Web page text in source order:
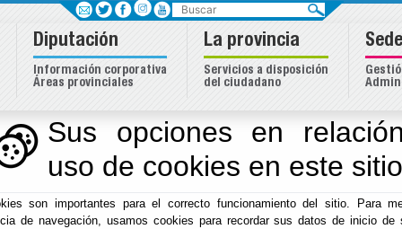
Sus opciones en
uso de cookies en este sitio
son importantes para el correcto funcionamiento del sitio. Para
de navegación, usamos cookies para recordar sus datos de inicio de
Buscar
Diputación
Información corporativa
Áreas provinciales
La provincia
Servicios a disposición
del ciudadano